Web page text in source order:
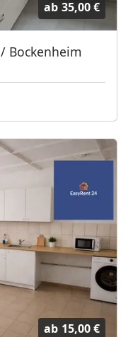
ab 35,00 €
Bockenheim
ab 15,00 €